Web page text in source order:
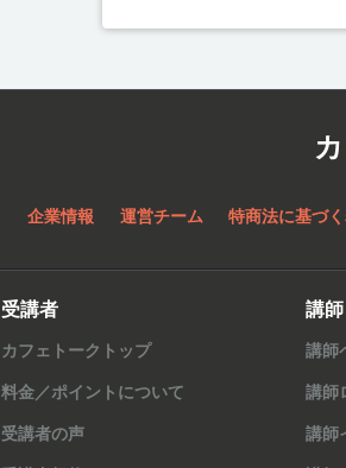
企業情報 運営チーム 特商法に基づ
受講者
カフェトークトップ
料金／ポイントについて
受講者の声
講師
講師
講師
講師